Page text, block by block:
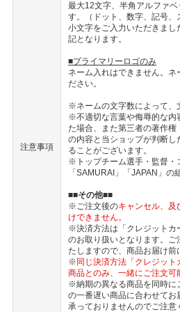
注意事項
最大12文字、半角アルファ
す。（ドット、数字、記号、
小文字をご入力いただきま
記となります。
■プライマリーロゴのみ
ネーム入れはできません。ネ
ださい。
※ネームの文字数によって、
※不適切な言葉や侮辱的な内
た場合、また第三者の著作
の内容と当ショップが判断
ることがございます。
※トップチーム選手・監督・
「SAMURAI」「JAPAN」の
■■その他■■
※ご注文後のキャンセル、及
けできません。
※決済方法は「クレジットカ
のお取り扱いとなります。
たしますので、商品お届け前
※ 同じ決済方法「クレジッ
商品とのみ、一緒にご注文可
※納期の異なる商品を同時に
の一番遅い商品に合わせて
承っておりませんのでご注意